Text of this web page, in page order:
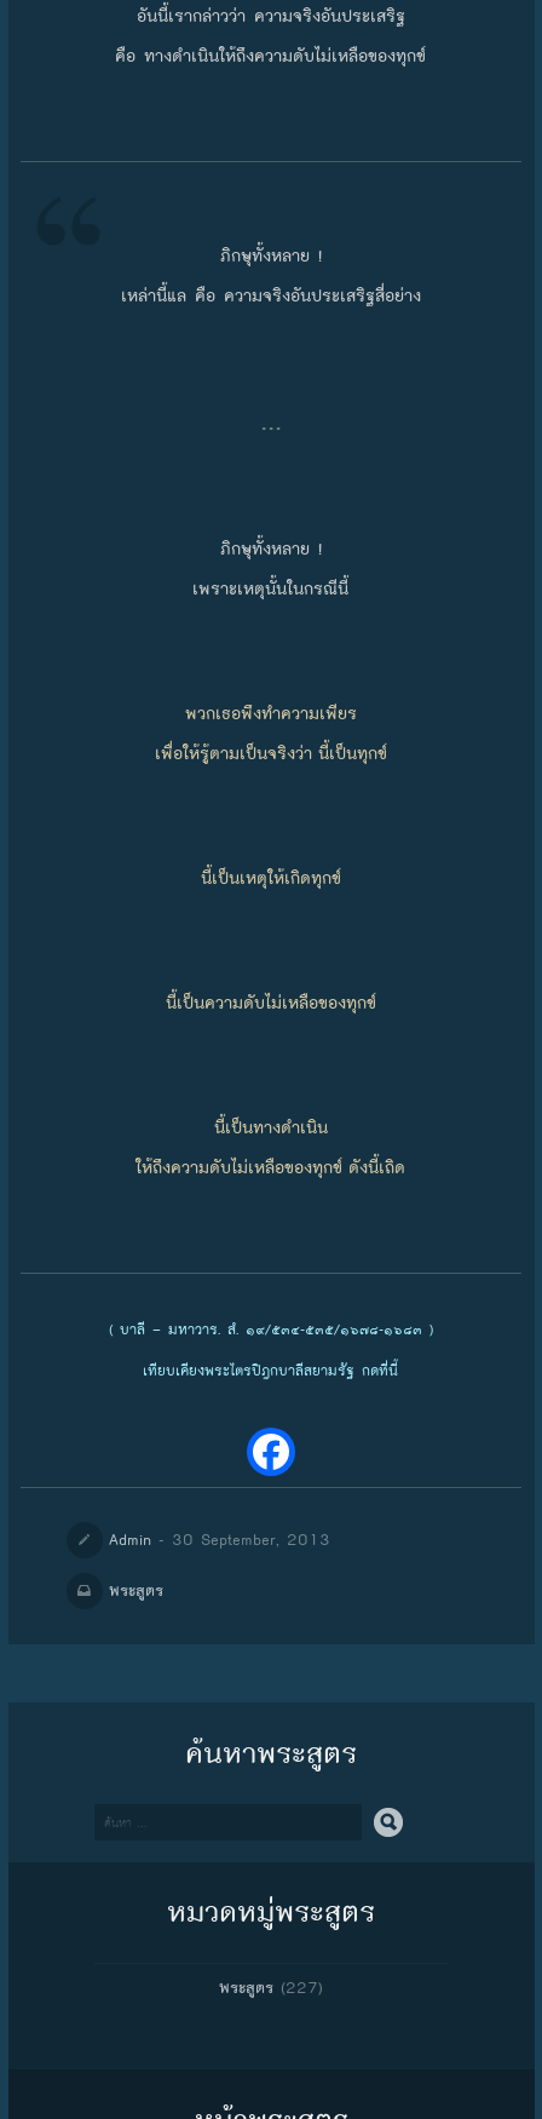
อันนี้เรากล่าวว่า ความจริงอันประเสริฐ
คือ ทางดำเนินให้ถึงความดับไม่เหลือของทุกข์
ภิกษุทั้งหลาย !
เหล่านี้แล คือ ความจริงอันประเสริฐสี่อย่าง
…
ภิกษุทั้งหลาย !
เพราะเหตุนั้นในกรณีนี้
พวกเธอพึงทำความเพียร
เพื่อให้รู้ตามเป็นจริงว่า นี้เป็นทุกข์
นี้เป็นเหตุให้เกิดทุกข์
นี้เป็นความดับไม่เหลือของทุกข์
นี้เป็นทางดำเนิน
ให้ถึงความดับไม่เหลือของทุกข์ ดังนี้เถิด
( บาลี – มหาวาร. สํ. ๑๙/๕๓๔-๕๓๕/๑๖๗๘-๑๖๘๓ )
เทียบเคียงพระไตรปิฎกบาลีสยามรัฐ กดที่นี้
Admin- 30 September, 2013
พระสูตร
ค้นหาพระสูตร
หมวดหมู่พระสูตร
พระสูตร (227)